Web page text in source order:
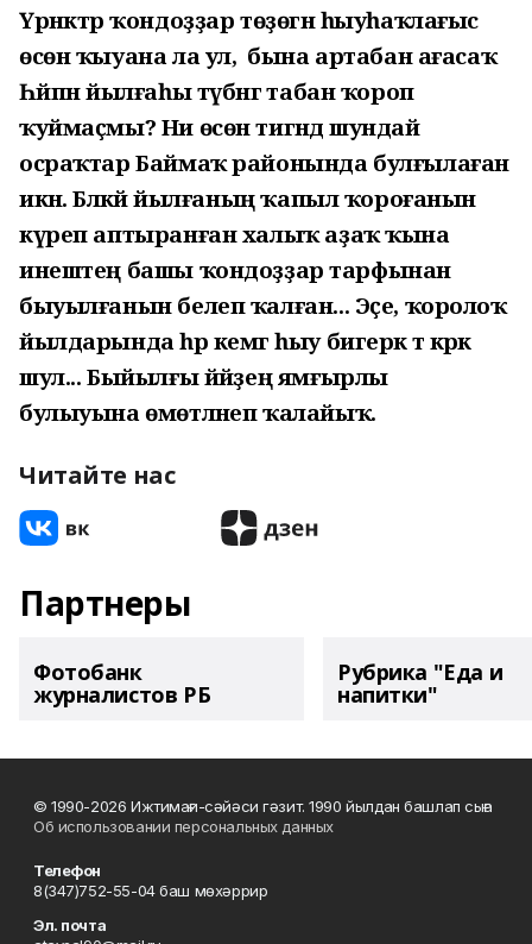
Үрнәктәр ҡондоҙҙар төҙөгән һыуһаҡлағыс
өсөн ҡыуана ла ул, ә бына артабан ағасаҡ
Һәйпән йылғаһы түбәнгә табан ҡороп
ҡуймаҫмы? Ни өсөн тигәндә шундай
осраҡтар Баймаҡ районында булғылаған
икән. Бәләкәй йылғаның ҡапыл ҡороғанын
күреп аптыранған халыҡ аҙаҡ ҡына
инештең башы ҡондоҙҙар тарфынан
быуылғанын белеп ҡалған... Эҫе, ҡоролоҡ
йылдарында һәр кемгә һыу бигерәк тә кәрәк
шул... Быйылғы йәйҙең ямғырлы
булыуына өмөтләнеп ҡалайыҡ.
Читайте нас
Партнеры
Фотобанк
журналистов РБ
Рубрика "Еда и
напитки"
© 1990-2026 Ижтимағи-сәйәси гәзит. 1990 йылдан башлап сыға
Об использовании персональных данных
Телефон
8(347)752-55-04 баш мөхәррир
Эл. почта